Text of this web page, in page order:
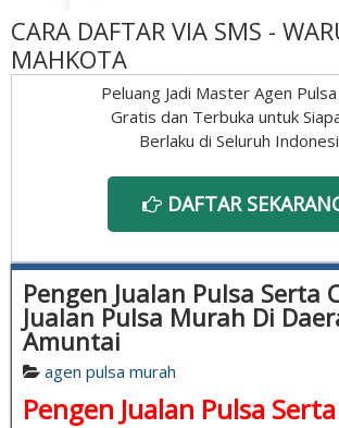
CARA DAFTAR VIA SMS -
MAHKOTA
Peluang Jadi Master Agen
Gratis dan Terbuka untuk
Berlaku di Seluruh
DAFTAR
Pengen Jualan Pulsa Serta
Jualan Pulsa Murah Di
Amuntai
agen pulsa murah
Pengen Jualan Pulsa